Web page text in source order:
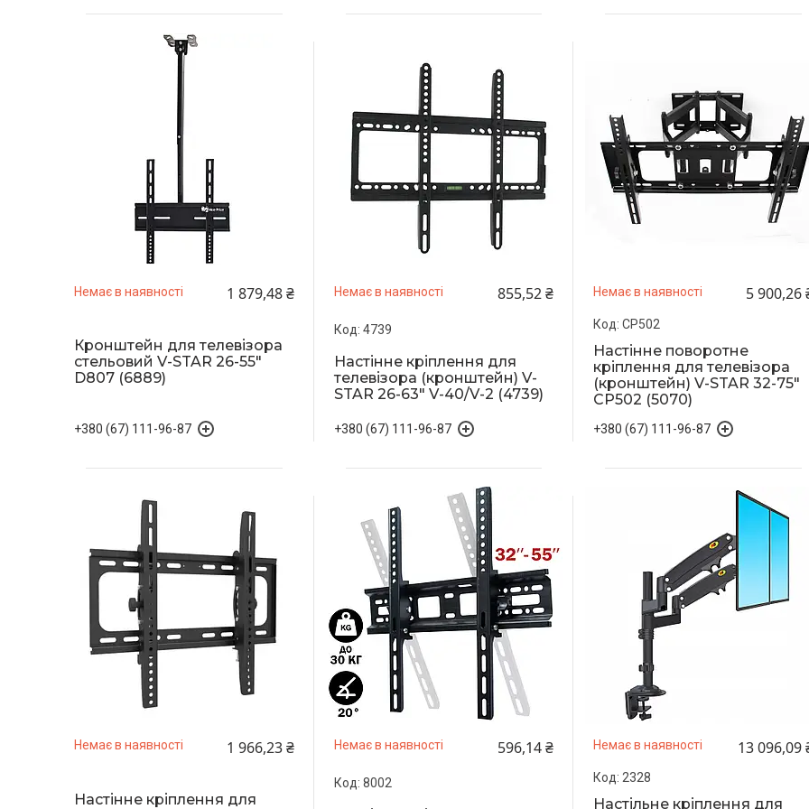
Немає в наявності 1 879,48 ₴
Кронштейн для телевізора
стельовий V-STAR 26-55"
D807 (6889)
+380 (67) 111-96-87
Немає в наявності 855,52 ₴
4739
Настінне кріплення для
телевізора (кронштейн) V-
STAR 26-63" V-40/V-2 (4739)
+380 (67) 111-96-87
Немає в наявності 5 900,26
CP502
Настінне поворотне
кріплення для телевізора
(кронштейн) V-STAR 32-75"
CP502 (5070)
+380 (67) 111-96-87
Немає в наявності 1 966,23 ₴
Настінне кріплення для
Немає в наявності 596,14 ₴
8002
Немає в наявності 13 096,09
2328
Настільне кріплення для